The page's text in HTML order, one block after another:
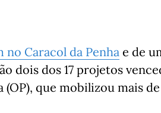
no Caracol da Penha e de
dois dos 17 projetos
que mobilizou mais